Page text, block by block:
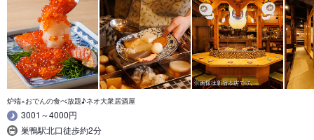
炉端×おでんの食べ放題♪ネオ大衆居酒屋
3001～4000円
巣鴨駅北口徒歩約2分